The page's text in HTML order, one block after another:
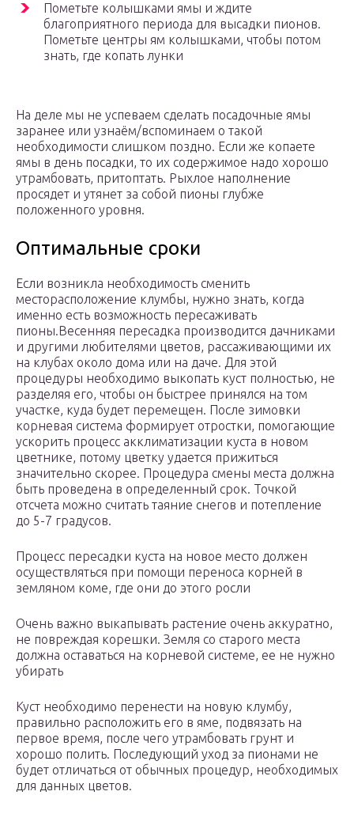
Пометьте колышками ямы и ждите
благоприятного периода для высадки пионов.
Пометьте центры ям колышками, чтобы потом
знать, где копать лунки
На деле мы не успеваем сделать посадочные ямы
заранее или узнаём/вспоминаем о такой
необходимости слишком поздно. Если же копаете
ямы в день посадки, то их содержимое надо хорошо
утрамбовать, притоптать. Рыхлое наполнение
просядет и утянет за собой пионы глубже
положенного уровня.
Оптимальные сроки
Если возникла необходимость сменить
месторасположение клумбы, нужно знать, когда
именно есть возможность пересаживать
пионы.Весенняя пересадка производится дачниками
и другими любителями цветов, рассаживающими их
на клубах около дома или на даче. Для этой
процедуры необходимо выкопать куст полностью, не
разделяя его, чтобы он быстрее принялся на том
участке, куда будет перемещен. После зимовки
корневая система формирует отростки, помогающие
ускорить процесс акклиматизации куста в новом
цветнике, потому цветку удается прижиться
значительно скорее. Процедура смены места должна
быть проведена в определенный срок. Точкой
отсчета можно считать таяние снегов и потепление
до 5-7 градусов.
Процесс пересадки куста на новое место должен
осуществляться при помощи переноса корней в
земляном коме, где они до этого росли
Очень важно выкапывать растение очень аккуратно,
не повреждая корешки. Земля со старого места
должна оставаться на корневой системе, ее не нужно
убирать
Куст необходимо перенести на новую клумбу,
правильно расположить его в яме, подвязать на
первое время, после чего утрамбовать грунт и
хорошо полить. Последующий уход за пионами не
будет отличаться от обычных процедур, необходимых
для данных цветов.